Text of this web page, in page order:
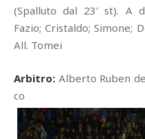
(Spalluto dal 23' st). A
Fazio; Cristaldo; Simone;
All. Tomei
Arbitro: Alberto Ruben
co